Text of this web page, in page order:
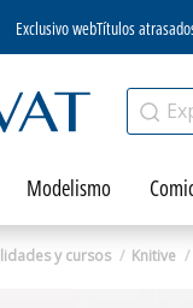
Exclusivo webTítulos
Modelismo
y cursos Knitive